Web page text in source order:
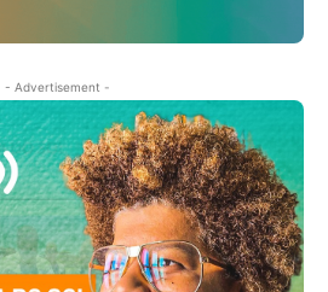
- Advertisement -